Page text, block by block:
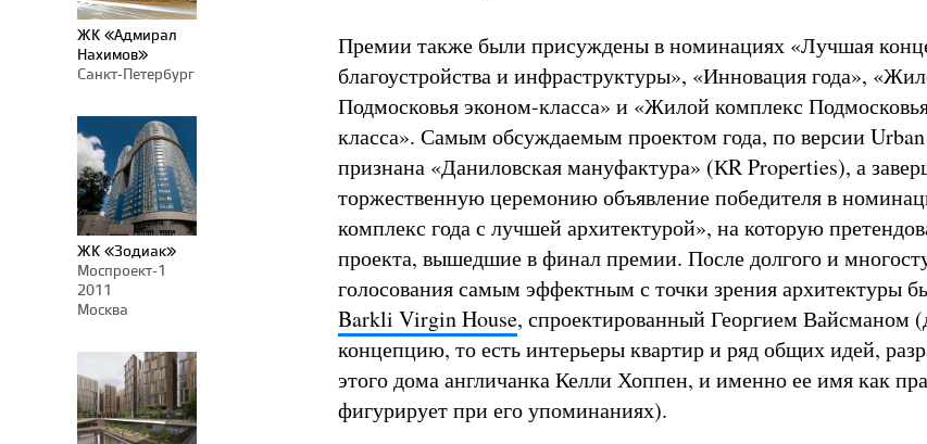
ЖК «Адмирал
Нахимов»
Санкт-Петербург
ЖК «Зодиак»
Моспроект-1
2011
Москва
Премии также были присуждены в номинациях «Лучшая
благоустройства и инфраструктуры», «Инновация года»,
Подмосковья эконом-класса» и «Жилой комплекс
класса». Самым обсуждаемым проектом года, по версии
признана «Даниловская мануфактура» (КR Properties), а
торжественную церемонию объявление победителя в
комплекс года с лучшей архитектурой», на которую
проекта, вышедшие в финал премии. После долгого и
голосования самым эффектным с точки зрения архитектуры
Barkli Virgin House, спроектированный Георгием Вайсманом
концепцию, то есть интерьеры квартир и ряд общих идей,
этого дома англичанка Келли Хоппен, и именно ее имя как
фигурирует при его упоминаниях).